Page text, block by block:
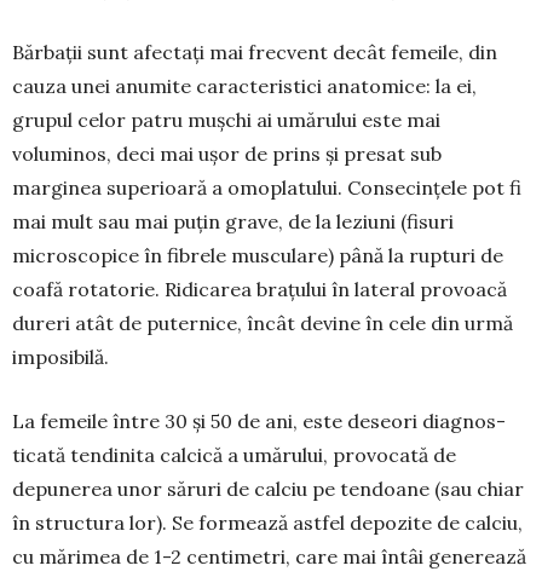
Bărbații sunt afectați mai frec­vent decât fe­meile, din
cauza unei anumite caracteristici ana­tomice: la ei,
grupul celor patru mușchi ai umă­rului este mai
voluminos, deci mai ușor de prins și presat sub
marginea superioară a omo­pla­tului. Consecințele pot fi
mai mult sau mai puțin grave, de la leziuni (fisuri
microscopice în fibrele musculare) până la rup­turi de
coafă rotatorie. Ri­dicarea brațului în lateral pro­voacă
dureri atât de puter­nice, încât devine în cele din urmă
imposibilă.
La femeile între 30 și 50 de ani, este deseori diagnos­
ticată tendi­nita calcică a umă­rului, provocată de
depunerea unor săruri de calciu pe ten­doane (sau chiar
în struc­tura lor). Se formează astfel depozite de calciu,
cu mărimea de 1-2 centimetri, care mai întâi generează